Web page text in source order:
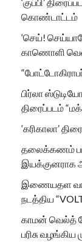
கொண்டாட்டம்
‘செய்!
காணொளி
பிர்லா
திரைப்படம்
‘கரிகாலா’
தலைக்கணம்
இயக்குனராக
இணையதள
நடத்திய
காமன் வெல்த்
பரிசு வழங்கிய